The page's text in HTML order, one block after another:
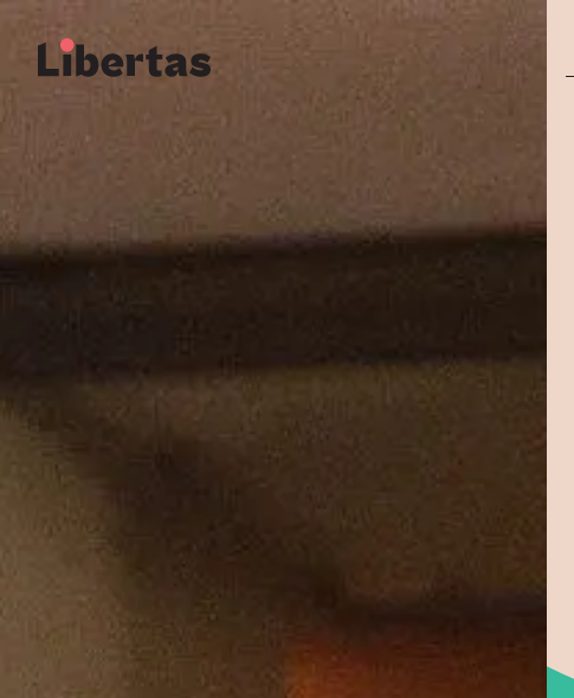
Boeken doneren
Boeken doneren
Agenda
Het team
Contact en reserveren
Contact en reserveren